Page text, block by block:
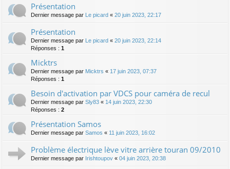
Présentation
Dernier message par Le picard « 20 juin 2023, 22:17
Présentation
Dernier message par Le picard « 20 juin 2023, 22:14
Réponses : 1
Micktrs
Dernier message par Micktrs « 17 juin 2023, 07:37
Réponses : 1
Besoin d'activation par VDCS pour caméra de recul
Dernier message par Sly83 « 14 juin 2023, 22:30
Réponses : 2
Présentation Samos
Dernier message par Samos « 11 juin 2023, 16:02
Problème électrique lève vitre arrière touran 09/2010
Dernier message par Irishtoupov « 04 juin 2023, 20:38